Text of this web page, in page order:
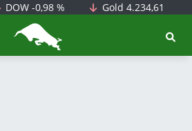
DOW-0,98 % Gold 4.234,61
BörsenNEWS.de